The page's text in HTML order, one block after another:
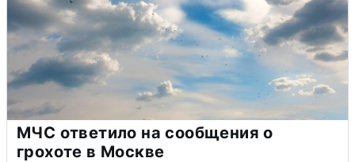
МЧС ответило на сообщения о
грохоте в Москве